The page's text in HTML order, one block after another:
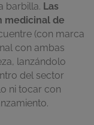
barbilla. Las
medicinal de
(con marca
con ambas
lanzándolo
del sector
ni tocar con